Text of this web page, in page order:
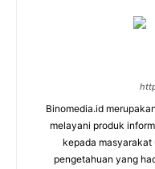
Binomedia.id
melayani produk
kepada
pengetahuan yang